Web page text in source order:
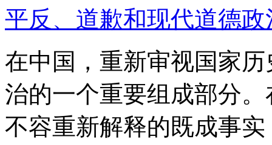
平反、道歉和现代道德政
在中国，重新审视国家
治的一个重要组成部分
不容重新解释的既成事